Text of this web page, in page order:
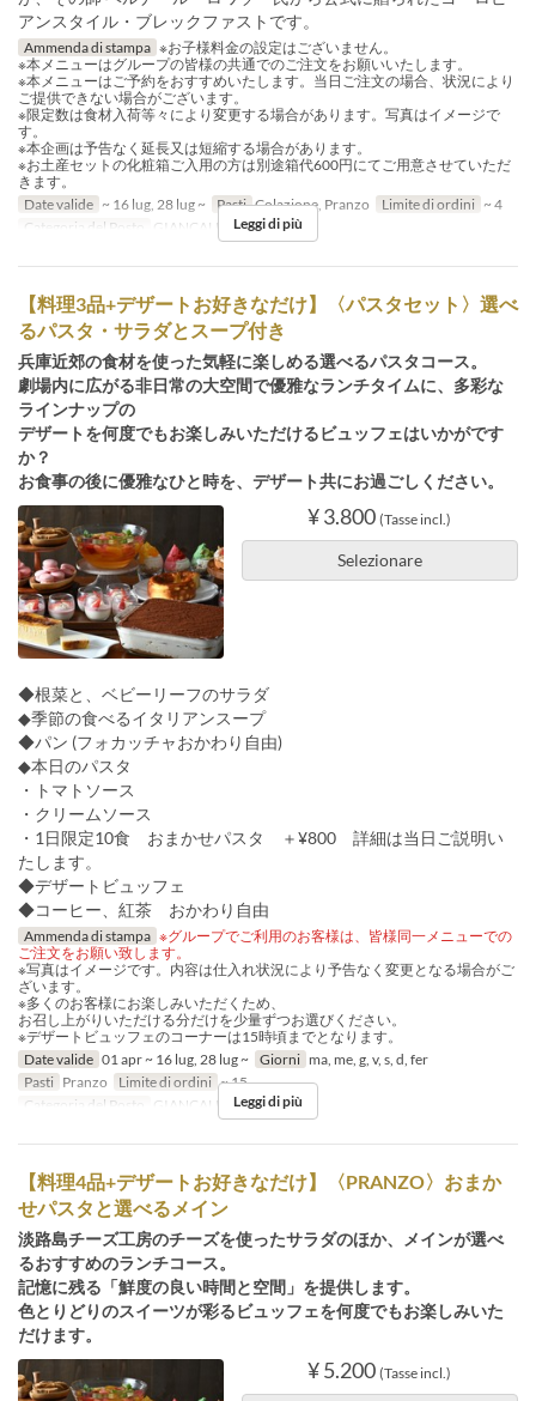
アンスタイル・ブレックファストです。
Ammenda di stampa ※お子様料金の設定はございません。
※本メニューはグループの皆様の共通でのご注文をお願いいたします。
※本メニューはご予約をおすすめいたします。当日ご注文の場合、状況により
ご提供できない場合がございます。
※限定数は食材入荷等々により変更する場合があります。写真はイメージで
す。
※本企画は予告なく延長又は短縮する場合があります。
※お土産セットの化粧箱ご入用の方は別途箱代600円にてご用意させていただ
きます。
Date valide ~ 16 lug, 28 lug ~ Pasti Colazione, Pranzo Limite di ordini ~ 4
Categoria del Posto
GIANCALDO3Theat
Leggi di più
【料理3品+デザートお好きなだけ】〈パスタセット〉選べ
るパスタ・サラダとスープ付き
兵庫近郊の⾷材を使った気軽に楽しめる選べるパスタコース。
劇場内に広がる非日常の⼤空間で優雅なランチタイムに、多彩な
ラインナップの
デザートを何度でもお楽しみいただけるビュッフェはいかがです
か？
お食事の後に優雅なひと時を、デザート共にお過ごしください。
¥ 3.800 (Tasse incl.)
Selezionare
◆根菜と、ベビーリーフのサラダ
◆季節の食べるイタリアンスープ
◆パン (フォカッチャおかわり自由)
◆本日のパスタ
・トマトソース
・クリームソース
・1日限定10食 おまかせパスタ ＋¥800 詳細は当日ご説明い
たします。
◆デザートビュッフェ
◆コーヒー、紅茶 おかわり自由
Ammenda di stampa ※グループでご利用のお客様は、皆様同一メニューでの
ご注文をお願い致します。
※写真はイメージです。内容は仕入れ状況により予告なく変更となる場合がご
ざいます。
※多くのお客様にお楽しみいただくため、
お召し上がりいただける分だけを少量ずつお選びください。
※デザートビュッフェのコーナーは15時頃までとなります。
Date valide 01 apr ~ 16 lug, 28 lug ~ Giorni ma, me, g, v, s, d, fer
Pasti Pranzo Limite di ordini ~ 15
Categoria del Posto
GIANCALDO3Theat
Leggi di più
【料理4品+デザートお好きなだけ】〈PRANZO〉おまか
せパスタと選べるメイン
淡路島チーズ工房のチーズを使ったサラダのほか、メインが選べ
るおすすめのランチコース。
記憶に残る「鮮度の良い時間と空間」を提供します。
色とりどりのスイーツが彩るビュッフェを何度でもお楽しみいた
だけます。
¥ 5.200 (Tasse incl.)